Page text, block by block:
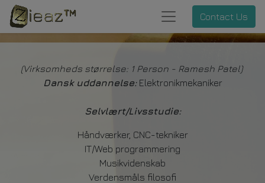
Contact Us
(Virksomheds størrelse: 1 Person - Ramesh Patel)
Dansk uddannelse:Elektronikmekaniker
Selvlært/Livsstudie:
Håndværker, CNC-tekniker
IT/Web programmering
Musikvidenskab
Verdensmåls filosofi